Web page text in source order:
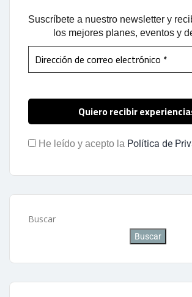
Suscríbete a nuestro newsletter y
los mejores planes, eventos y
He leído y acepto la Política de
Buscar
Buscar